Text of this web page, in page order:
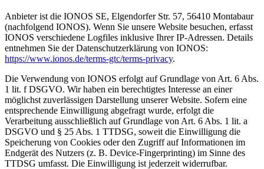
Anbieter ist die IONOS SE, Elgendorfer Str. 57, 56410 Montabaur
(nachfolgend IONOS). Wenn Sie unsere Website besuchen, erfasst
IONOS verschiedene Logfiles inklusive Ihrer IP-Adressen. Details
entnehmen Sie der Datenschutzerklärung von IONOS:
https://www.ionos.de/terms-gtc/terms-privacy.
Die Verwendung von IONOS erfolgt auf Grundlage von Art. 6 Abs.
1 lit. f DSGVO. Wir haben ein berechtigtes Interesse an einer
möglichst zuverlässigen Darstellung unserer Website. Sofern eine
entsprechende Einwilligung abgefragt wurde, erfolgt die
Verarbeitung ausschließlich auf Grundlage von Art. 6 Abs. 1 lit. a
DSGVO und § 25 Abs. 1 TTDSG, soweit die Einwilligung die
Speicherung von Cookies oder den Zugriff auf Informationen im
Endgerät des Nutzers (z. B. Device-Fingerprinting) im Sinne des
TTDSG umfasst. Die Einwilligung ist jederzeit widerrufbar.